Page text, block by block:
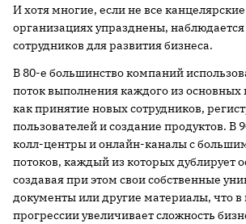
И хотя многие, если не все
организациях упразднены, наблюдается
сотрудников для развития бизнеса.
В 80-е большинство компаний
поток выполнения каждого из основных
как принятие новых сотрудников,
пользователей и создание продуктов. В
колл-центры и онлайн-каналы с
потоков, каждый из которых дублирует
создавая при этом свои собственные
документы или другие материалы, что в
прогрессии увеличивает сложность